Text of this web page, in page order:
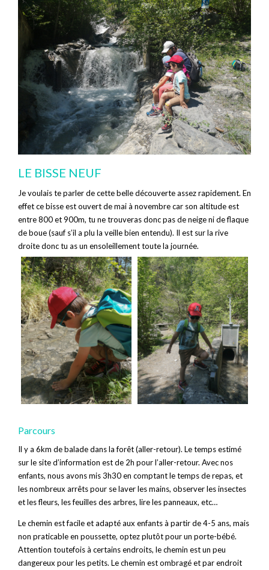
LE BISSE NEUF
Je voulais te parler de cette belle découverte assez rapidement. En
effet ce bisse est ouvert de mai à novembre car son altitude est
entre 800 et 900m, tu ne trouveras donc pas de neige ni de flaque
de boue (sauf s’il a plu la veille bien entendu). Il est sur la rive
droite donc tu as un ensoleillement toute la journée.
Parcours
Il y a 6km de balade dans la forêt (aller-retour). Le temps estimé
sur le site d’information est de 2h pour l’aller-retour. Avec nos
enfants, nous avons mis 3h30 en comptant le temps de repas, et
les nombreux arrêts pour se laver les mains, observer les insectes
et les fleurs, les feuilles des arbres, lire les panneaux, etc…
Le chemin est facile et adapté aux enfants à partir de 4-5 ans, mais
non praticable en poussette, optez plutôt pour un porte-bébé.
Attention toutefois à certains endroits, le chemin est un peu
dangereux pour les petits. Le chemin est ombragé et par endroit